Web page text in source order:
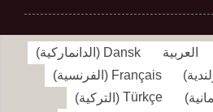
العربية Dansk
(الدانماركية)
)
Français
( الفرنسية)
)
Türkçe
(التركية)